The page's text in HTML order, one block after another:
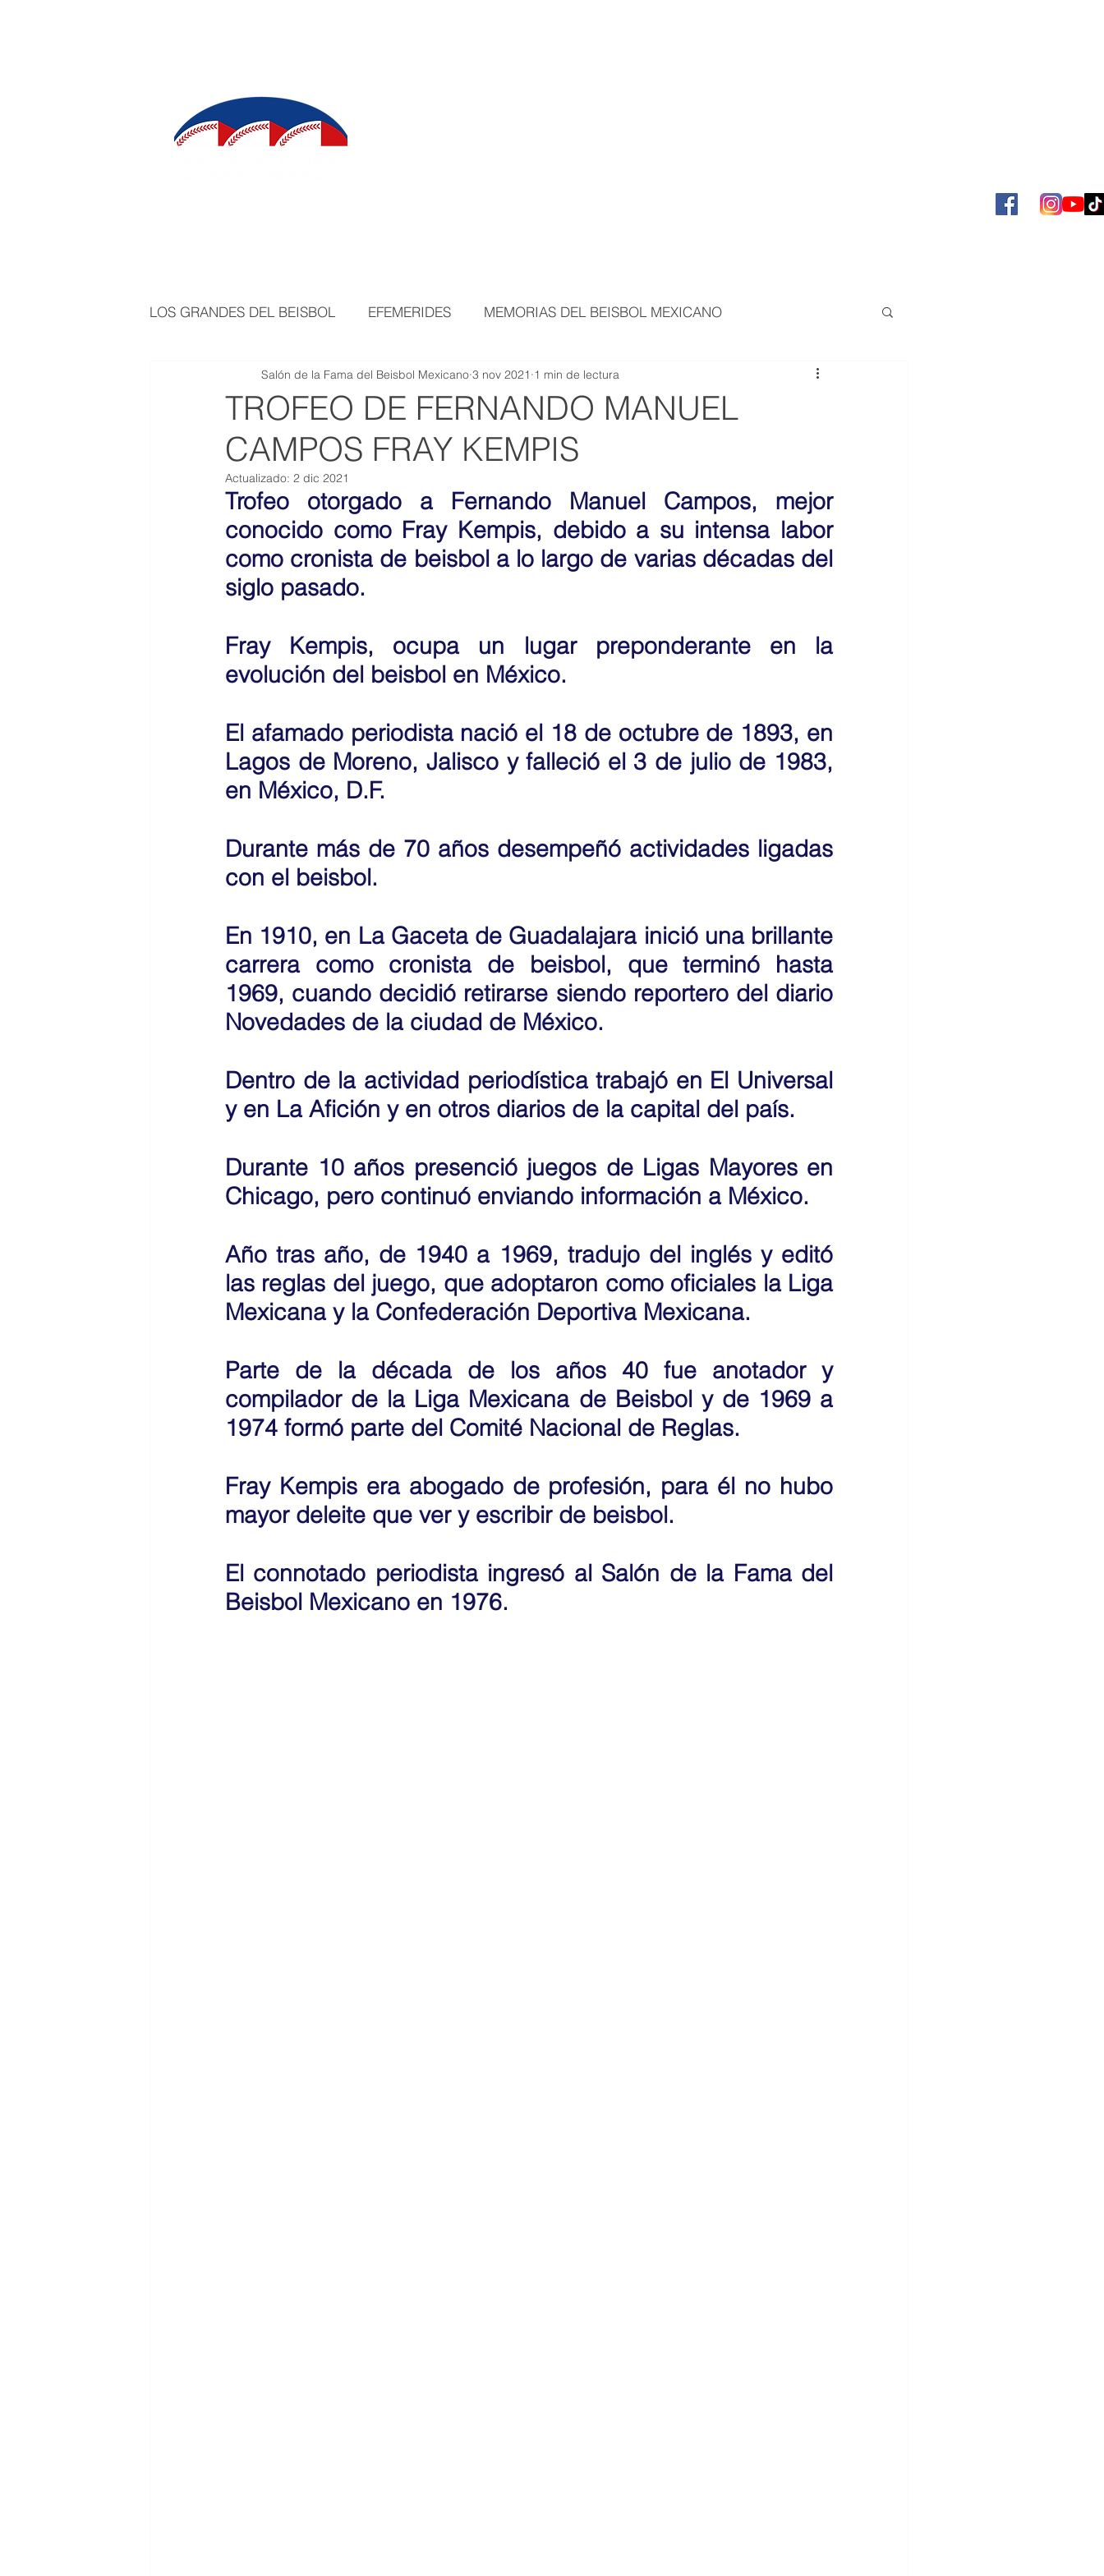
LOS GRANDES DEL BEISBOL EFEMERIDES MEMORIAS DEL BEISBOL MEXICANO
QR JOYAS DE COLECCION
TROFEO DE FERNANDO MANUEL
CAMPOS FRAY KEMPIS
Salón de la Fama del Beisbol Mexicano 3 nov 2021 1 min de lectura
Actualizado: 2 dic 2021
Trofeo otorgado a Fernando Manuel Campos, mejor
conocido como Fray Kempis, debido a su intensa labor
como cronista de beisbol a lo largo de varias décadas del
siglo pasado.
Fray Kempis, ocupa un lugar preponderante en la
evolución del beisbol en México.
El afamado periodista nació el 18 de octubre de 1893, en
Lagos de Moreno, Jalisco y falleció el 3 de julio de 1983,
en México, D.F.
Durante más de 70 años desempeñó actividades ligadas
con el beisbol.
En 1910, en La Gaceta de Guadalajara inició una brillante
carrera como cronista de beisbol, que terminó hasta
1969, cuando decidió retirarse siendo reportero del diario
Novedades de la ciudad de México.
Dentro de la actividad periodística trabajó en El Universal
y en La Afición y en otros diarios de la capital del país.
Durante 10 años presenció juegos de Ligas Mayores en
Chicago, pero continuó enviando información a México.
Año tras año, de 1940 a 1969, tradujo del inglés y editó
las reglas del juego, que adoptaron como oficiales la Liga
Mexicana y la Confederación Deportiva Mexicana.
Parte de la década de los años 40 fue anotador y
compilador de la Liga Mexicana de Beisbol y de 1969 a
1974 formó parte del Comité Nacional de Reglas.
Fray Kempis era abogado de profesión, para él no hubo
mayor deleite que ver y escribir de beisbol.
El connotado periodista ingresó al Salón de la Fama del
Beisbol Mexicano en 1976.